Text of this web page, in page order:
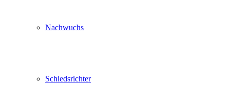
Nachwuchs
Schiedsrichter